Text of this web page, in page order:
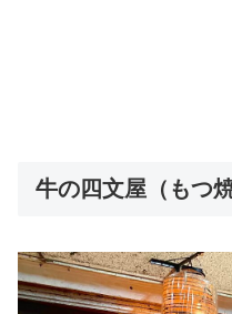
牛の四文屋（もつ